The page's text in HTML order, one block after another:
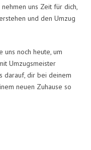
uns Zeit für dich,
und den Umzug
uns noch heute, um
Umzugsmeister
darauf, dir bei deinem
neuen Zuhause so